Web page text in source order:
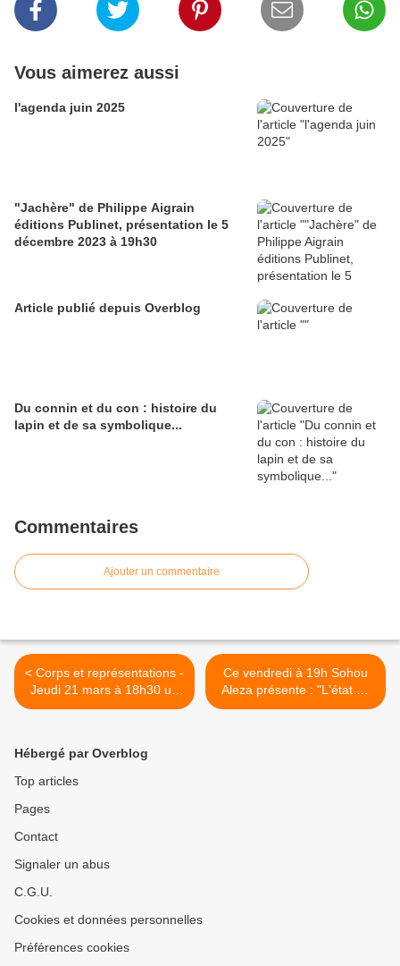
Vous aimerez aussi
l'agenda juin 2025
"Jachère" de Philippe Aigrain
éditions Publinet, présentation le 5
décembre 2023 à 19h30
Article publié depuis Overblog
Du connin et du con : histoire du
lapin et de sa symbolique...
Commentaires
Ajouter un commentaire
< Corps et représentations -
Jeudi 21 mars à 18h30 un
temps d'échange entre
anthropologue
Ce vendredi à 19h Sohou
Aleza présente : "L'état de
droit au Togo. De la
Hébergé par Overblog
Top articles
Pages
Contact
Signaler un abus
C.G.U.
Cookies et données personnelles
Préférences cookies